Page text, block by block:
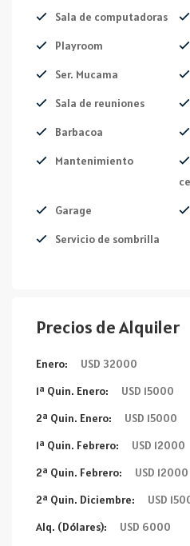
Sala de computadoras
Playroom
Ser. Mucama
Sala de reuniones
Barbacoa
Mantenimiento
Garage
Servicio de sombrilla
Precios de Alquiler
Enero:
USD 32000
1ª Quin. Enero:
USD 15000
2ª Quin. Enero:
USD 15000
1ª Quin. Febrero:
USD 12000
2ª Quin. Febrero:
USD 12000
2ª Quin. Diciembre:
USD
Alq. (Dólares):
USD 6000